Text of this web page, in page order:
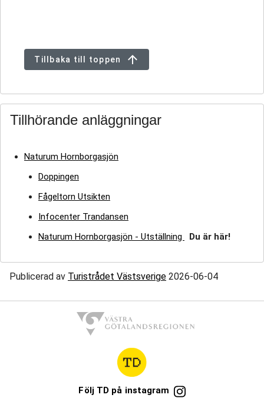
Tillbaka till toppen
Tillhörande anläggningar
Naturum Hornborgasjön
Doppingen
Fågeltorn Utsikten
Infocenter Trandansen
Naturum Hornborgasjön - Utställning
Du är här!
Publicerad av Turistrådet Västsverige 2026-06-04
Följ TD på instagram